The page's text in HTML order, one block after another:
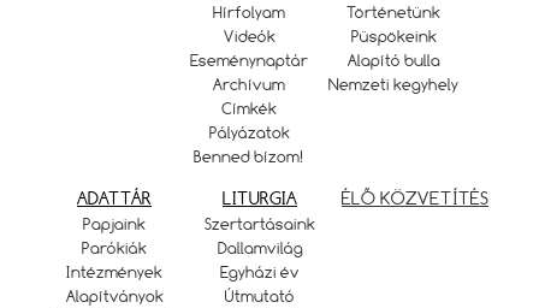
Hírfolyam
Videók
Eseménynaptár
Archívum
Címkék
Pályázatok
Benned bízom!
Történetünk
Püspökeink
Alapító bulla
Nemzeti kegyhely
ADATTÁR
Papjaink
Parókiák
Intézmények
Alapítványok
LITURGIA
Szertartásaink
Dallamvilág
Egyházi év
Útmutató
ÉLŐ KÖZVETÍTÉS